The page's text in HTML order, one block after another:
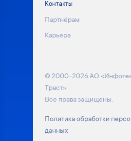
Контакты
Партнёрам
Карьера
© 2000–2026 АО
Траст».
Все права защищены.
Политика обработки
данных